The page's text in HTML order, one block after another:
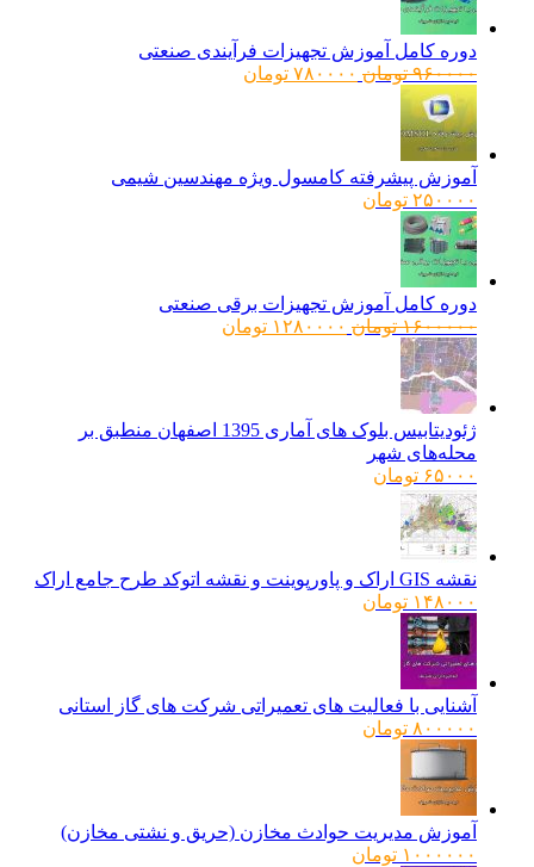
دوره کامل آموزش تجهیزات فرآیندی صنعتی
۹۶۰۰۰۰ تومانقیمت
۷۸۰۰۰۰ تومانقیمت
آموزش پیشرفته کامسول ویژه مهندسین شیمی
۲۵۰۰۰۰ تومان
دوره کامل آموزش تجهیزات برقی صنعتی
۱۶۰۰۰۰۰ تومانقیمت
۱۲۸۰۰۰۰ تومانقیمت
ژئودیتابیس بلوک های آماری 1395 اصفهان منطبق بر
محله‌های شهر
۶۵۰۰۰ تومان
نقشه GIS اراک و پاورپوینت و نقشه اتوکد طرح جامع اراک
۱۴۸۰۰۰ تومان
آشنایی با فعالیت های تعمیراتی شرکت های گاز استانی
۸۰۰۰۰۰ تومان
آموزش مدیریت حوادث مخازن (حریق و نشتی مخازن)
۱۰۰۰۰۰۰ تومان